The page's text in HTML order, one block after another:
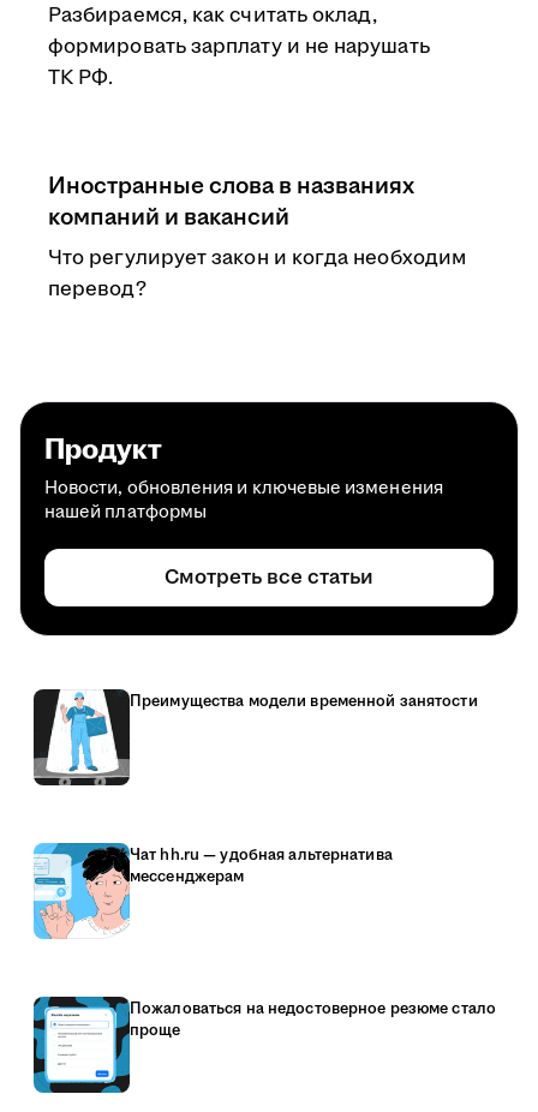
Разбираемся, как считать оклад,
формировать зарплату и не нарушать
ТК РФ.
Иностранные слова в названиях
компаний и вакансий
Что регулирует закон и когда необходим
перевод?
Продукт
Новости, обновления и ключевые изменения
нашей платформы
Смотреть все статьи
Преимущества модели временной занятости
Чат hh.ru — удобная альтернатива
мессенджерам
Пожаловаться на недостоверное резюме стало
проще